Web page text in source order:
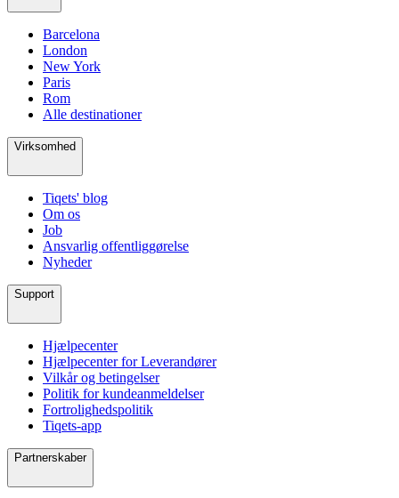
Barcelona
London
New York
Paris
Rom
Alle destinationer
Virksomhed
Tiqets' blog
Om os
Job
Ansvarlig offentliggørelse
Nyheder
Support
Hjælpecenter
Hjælpecenter for Leverandører
Vilkår og betingelser
Politik for kundeanmeldelser
Fortrolighedspolitik
Tiqets-app
Partnerskaber